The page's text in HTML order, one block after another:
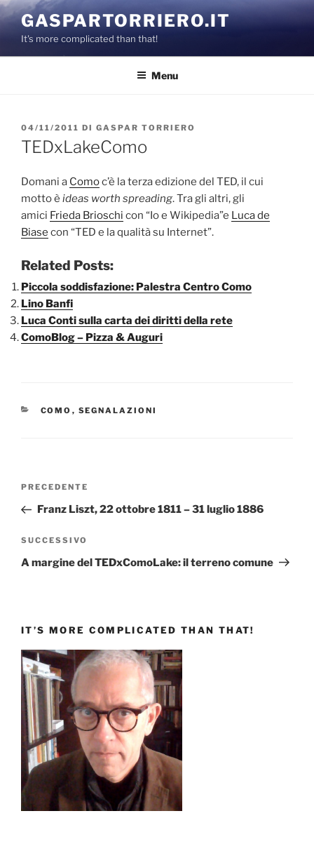
Salta
al
contenuto
GASPARTORRIERO.IT
It's more complicated than that!
Menu
PUBBLICATO
IL
04/11/2011 DI GASPAR TORRIERO
TEDxLakeComo
Domani a Comoc’è la terza edizione del TED, il cui
motto è ideas worth spreading. Tra gli altri, gli
amici Frieda Brioschi con “Io e Wikipedia”e Luca de
Biase con “TED e la qualità su Internet”.
Related Posts:
Piccola soddisfazione: Palestra Centro Como
Lino Banfi
Luca Conti sulla carta dei diritti della rete
ComoBlog – Pizza & Auguri
CATEGORIE
COMO , SEGNALAZIONI
Navigazione
Articolo
precedente:
PRECEDENTE
Franz Liszt, 22 ottobre 1811 – 31 luglio 1886
Articolo
successivo
SUCCESSIVO
A margine del TEDxComoLake: il terreno comune
IT’S MORE COMPLICATED THAN THAT!